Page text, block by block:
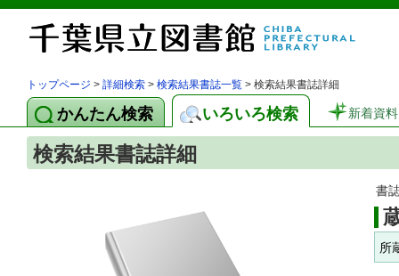
トップページ > 詳細検索 > 検索結果書誌一覧 > 検索結果書誌詳細
かんたん検索 いろいろ検索 新着資料
検索結果書誌詳細
書
所